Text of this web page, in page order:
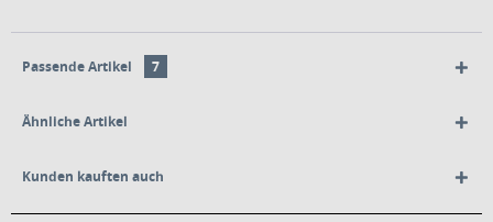
Passende Artikel 7
Ähnliche Artikel
Kunden kauften auch